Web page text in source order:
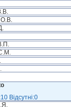
О.В.
Відсутні:0